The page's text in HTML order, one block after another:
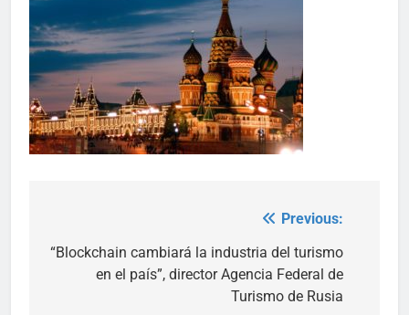
navigation
Previous:
“Blockchain cambiará la industria del turismo
en el país”, director Agencia Federal de
Turismo de Rusia